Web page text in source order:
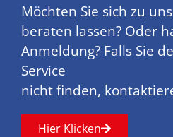
Möchten Sie sich zu
beraten lassen? Oder
Anmeldung? Falls Sie
Service
nicht finden,
Hier Klicken